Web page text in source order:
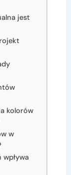
jest
kolorów
w